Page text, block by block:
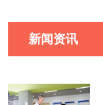
新闻资讯